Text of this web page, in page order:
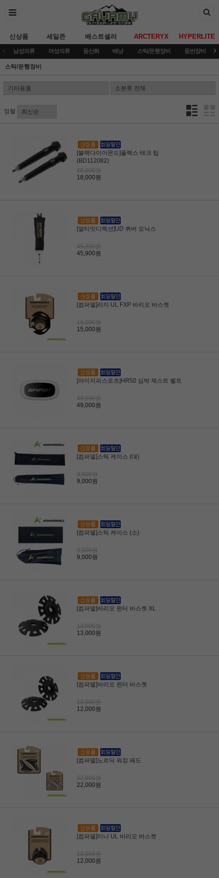
신상품 세일존 베스트셀러 ARCTERYX HYPERLITE
남성의류 여성의류 등산화 배낭 스틱/운행장비 등반장비
스틱/운행장비
정렬
[블랙다이아몬드]플렉스 테크 팁
(BD112082)
20,000원
18,000원
[얼티밋디렉션]UD 퀴버 오닉스
45,900원
45,900원
[컴퍼델]라지 UL FXP 바리오 바스켓
15,000원
15,000원
[아이지피스포츠]HR50 심박 체스트 벨트
49,000원
49,000원
[컴퍼델]스틱 케이스 (대)
9,000원
9,000원
[컴퍼델]스틱 케이스 (소)
9,000원
9,000원
[컴퍼델]바리오 윈터 바스켓 XL
13,000원
13,000원
[컴퍼델]바리오 윈터 바스켓
12,000원
12,000원
[컴퍼델]노르딕 워킹 패드
22,000원
22,000원
[컴퍼델]미니 UL 바리오 바스켓
12,000원
12,000원